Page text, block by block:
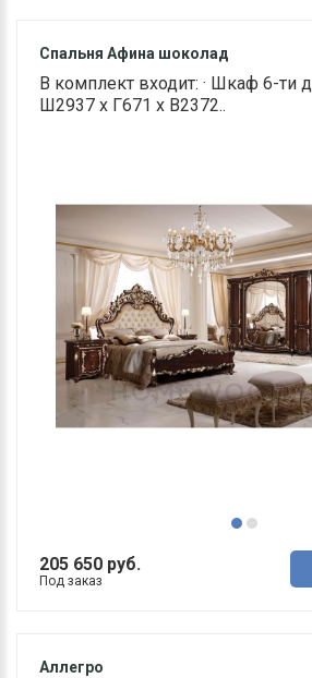
Спальня Афина шоколад
В комплект входит: · Шкаф 6-ти
Ш2937 х Г671 х В2372..
205 650 руб.
Под заказ
Аллегро